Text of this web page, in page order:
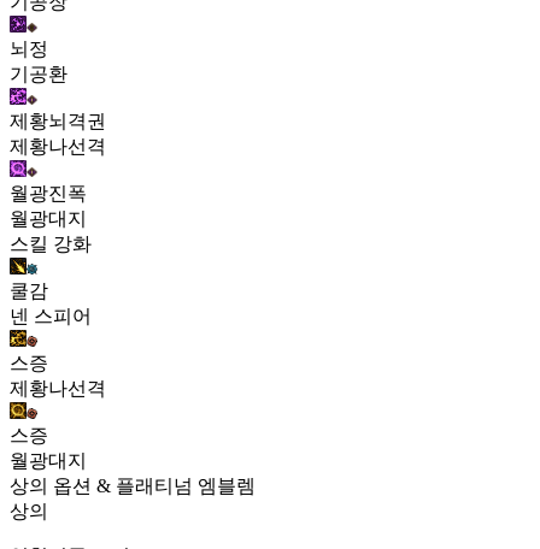
뇌정
기공환
제황뇌격권
제황나선격
월광진폭
월광대지
스킬 강화
쿨감
넨 스피어
스증
제황나선격
스증
월광대지
상의 옵션 & 플래티넘 엠블렘
상의